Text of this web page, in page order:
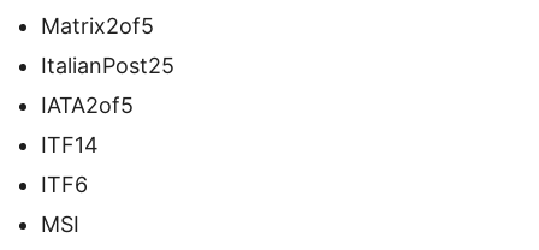
Matrix2of5
ItalianPost25
IATA2of5
ITF14
ITF6
MSI